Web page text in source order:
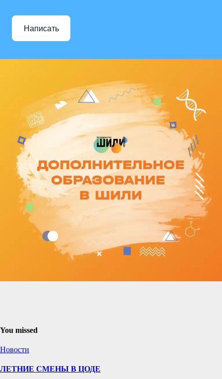
Написать
You missed
Новости
ЛЕТНИЕ СМЕНЫ В ЦОДЕ